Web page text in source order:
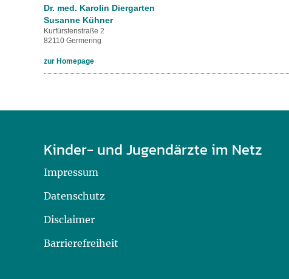
Dr. med. Karolin Diergarten
Susanne Kühner
Kurfürstenstraße 2
82110 Germering
zur Homepage
Kinder- und Jugendärzte im Netz
Impressum
Datenschutz
Disclaimer
Barrierefreiheit